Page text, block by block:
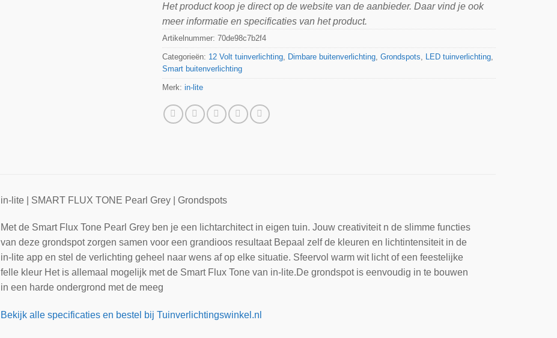
Het product koop je direct op de website van de aanbieder. Daar vind je ook
meer informatie en specificaties van het product.
Artikelnummer: 70de98c7b2f4
Categorieën: 12 Volt tuinverlichting Dimbare buitenverlichting Grondspots LED tuinverlichting
Smart buitenverlichting
Merk: in-lite
in-lite | SMART FLUX TONE Pearl Grey | Grondspots
Met de Smart Flux Tone Pearl Grey ben je een lichtarchitect in eigen tuin. Jouw creativiteit n de slimme functies
van deze grondspot zorgen samen voor een grandioos resultaat Bepaal zelf de kleuren en lichtintensiteit in de
in-lite app en stel de verlichting geheel naar wens af op elke situatie. Sfeervol warm wit licht of een feestelijke
felle kleur Het is allemaal mogelijk met de Smart Flux Tone van in-lite.De grondspot is eenvoudig in te bouwen
in een harde ondergrond met de meeg
Bekijk alle specificaties en bestel bij Tuinverlichtingswinkel.nl